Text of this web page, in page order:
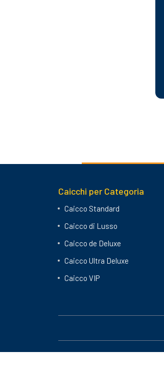
Caicchi per Categoria
Caicco Standard
Caicco di Lusso
Caicco de Deluxe
Caicco Ultra Deluxe
Caicco VIP